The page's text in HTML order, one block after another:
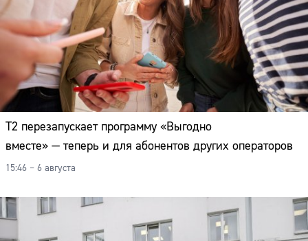
Т2 перезапускает программу «Выгодно
вместе» — теперь и для абонентов других операторов
15:46 – 6 августа